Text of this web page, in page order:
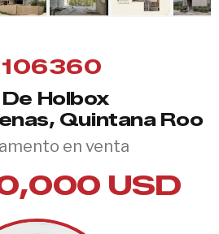
106360
De Holbox
Quintana Roo
en venta
USD